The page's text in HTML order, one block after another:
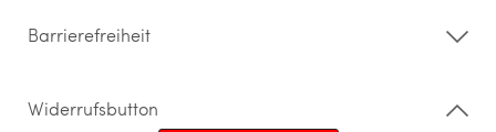
Barrierefreiheit
Widerrufsbutton